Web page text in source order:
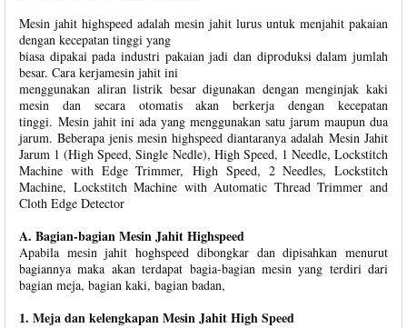
Mesin jahit highspeed adalah mesin jahit lurus untuk menjahit pakaian
dengan kecepatan tinggi yang
biasa dipakai pada industri pakaian jadi dan diproduksi dalam jumlah
besar. Cara kerjamesin jahit ini
menggunakan aliran listrik besar digunakan dengan menginjak kaki
mesin dan secara otomatis akan berkerja dengan kecepatan
tinggi. Mesin jahit ini ada yang menggunakan satu jarum maupun dua
jarum. Beberapa jenis mesin highspeed diantaranya adalah Mesin Jahit
Jarum 1 (High Speed, Single Nedle), High Speed, 1 Needle, Lockstitch
Machine with Edge Trimmer, High Speed, 2 Needles, Lockstitch
Machine, Lockstitch Machine with Automatic Thread Trimmer and
Cloth Edge Detector
A. Bagian-bagian Mesin Jahit Highspeed
Apabila mesin jahit hoghspeed dibongkar dan dipisahkan menurut
bagiannya maka akan terdapat bagia-bagian mesin yang terdiri dari
bagian meja, bagian kaki, bagian badan,
1. Meja dan kelengkapan Mesin Jahit High Speed